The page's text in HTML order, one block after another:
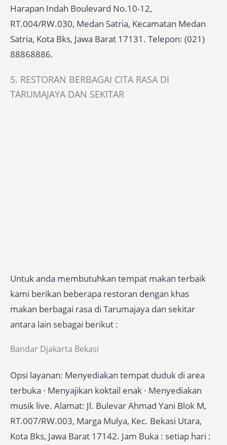
Harapan Indah Boulevard No.10-12,
RT.004/RW.030, Medan Satria, Kecamatan Medan
Satria, Kota Bks, Jawa Barat 17131. Telepon: (021)
88868886.
5. RESTORAN BERBAGAI CITA RASA DI
TARUMAJAYA DAN SEKITAR
Untuk anda membutuhkan tempat makan terbaik
kami berikan beberapa restoran dengan khas
makan berbagai rasa di Tarumajaya dan sekitar
antara lain sebagai berikut :
Bandar Djakarta Bekasi
Opsi layanan: Menyediakan tempat duduk di area
terbuka · Menyajikan koktail enak · Menyediakan
musik live. Alamat: Jl. Bulevar Ahmad Yani Blok M,
RT.007/RW.003, Marga Mulya, Kec. Bekasi Utara,
Kota Bks, Jawa Barat 17142. Jam Buka : setiap hari :